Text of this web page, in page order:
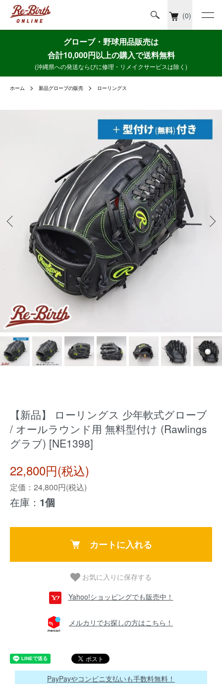
(0)
グローブ・野球用品販売は
合計10,000円以上の購入で送料無料
(沖縄県への発送ならびに修理・リメイクサービスは除く)
ホーム 新品グローブの販売 ローリングス
【新品】 ローリングス 少年軟式グローブ
/ オールラウンド用 無料型付け (Rawlings
グラブ) [NE1398]
22,800円(税込)
定価：24,800円(税込)
在庫： 1個
カートに入れる
お気に入りに保存する
Yahoo!ショッピングでも販売中！
メルカリでお探しの方はこちら！
PayPayやコンビニ支払いも手数料無料！